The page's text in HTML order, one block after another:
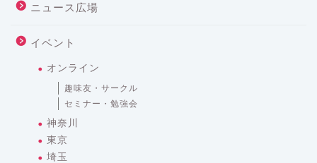
ニュース広場
イベント
オンライン
趣味友・サークル
セミナー・勉強会
神奈川
東京
埼玉